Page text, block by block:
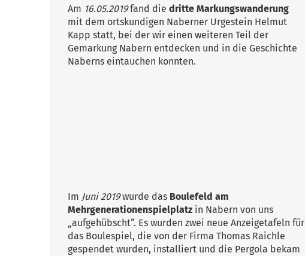
Am 16.05.2019fand die dritte Markungswanderung
mit dem ortskundigen Naberner Urgestein Helmut
Kapp statt, bei der wir einen weiteren Teil der
Gemarkung Nabern entdecken und in die Geschichte
Naberns eintauchen konnten.
Im Juni 2019wurde das Boulefeld am
Mehrgenerationenspielplatz in Nabern von uns
„aufgehübscht“. Es wurden zwei neue Anzeigetafeln für
das Boulespiel, die von der Firma Thomas Raichle
gespendet wurden, installiert und die Pergola bekam